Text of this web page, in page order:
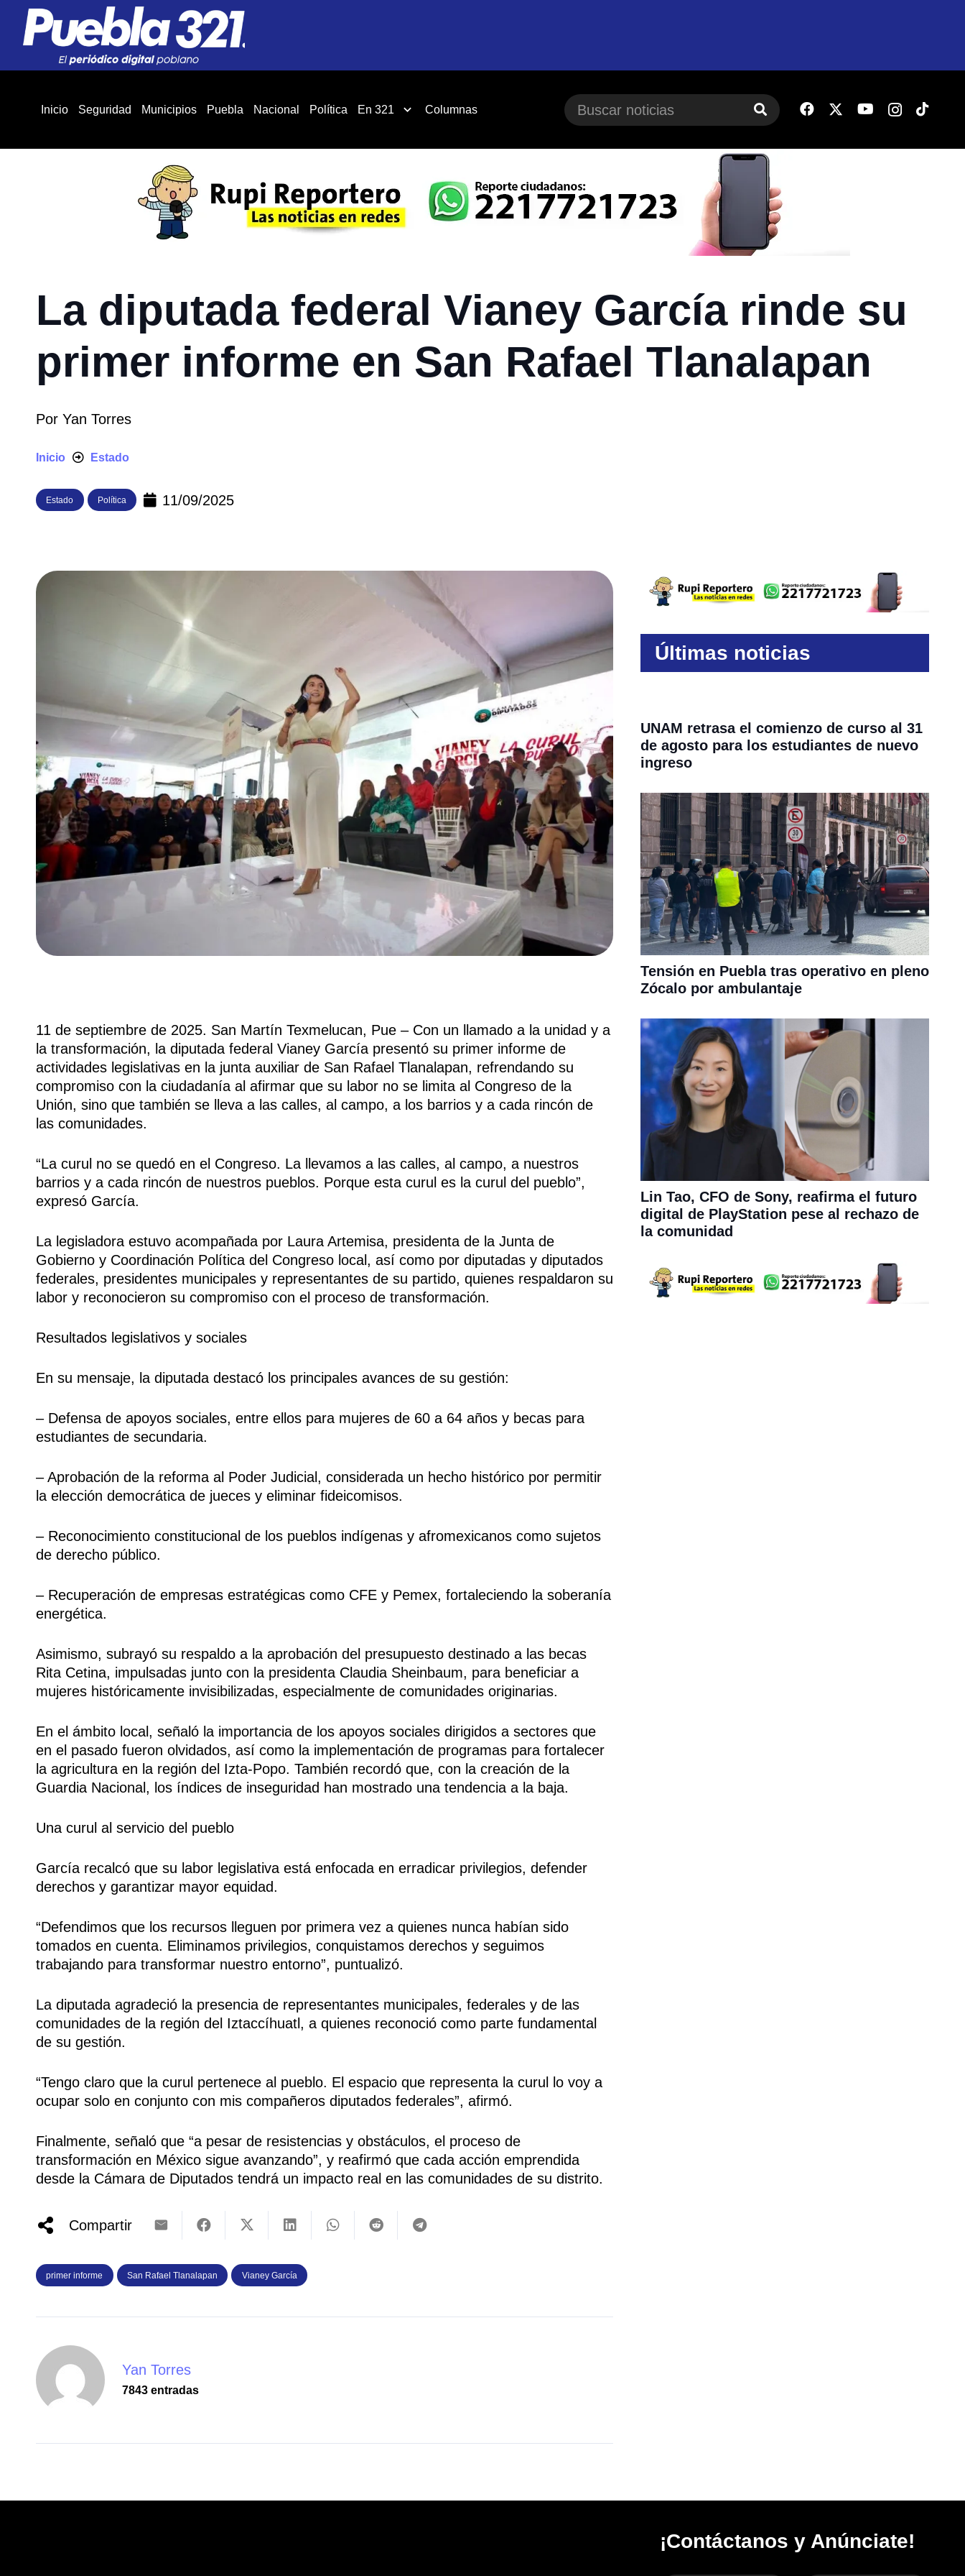
Inicio Seguridad Municipios Puebla Nacional Política En 321 Columnas
La diputada federal Vianey García rinde su
primer informe en San Rafael Tlanalapan
Por Yan Torres
Inicio Estado
Estado Política 11/09/2025
11 de septiembre de 2025. San Martín Texmelucan, Pue – Con un llamado a la unidad y a
la transformación, la diputada federal Vianey García presentó su primer informe de
actividades legislativas en la junta auxiliar de San Rafael Tlanalapan, refrendando su
compromiso con la ciudadanía al afirmar que su labor no se limita al Congreso de la
Unión, sino que también se lleva a las calles, al campo, a los barrios y a cada rincón de
las comunidades.
“La curul no se quedó en el Congreso. La llevamos a las calles, al campo, a nuestros
barrios y a cada rincón de nuestros pueblos. Porque esta curul es la curul del pueblo”,
expresó García.
La legisladora estuvo acompañada por Laura Artemisa, presidenta de la Junta de
Gobierno y Coordinación Política del Congreso local, así como por diputadas y diputados
federales, presidentes municipales y representantes de su partido, quienes respaldaron su
labor y reconocieron su compromiso con el proceso de transformación.
Resultados legislativos y sociales
En su mensaje, la diputada destacó los principales avances de su gestión:
– Defensa de apoyos sociales, entre ellos para mujeres de 60 a 64 años y becas para
estudiantes de secundaria.
– Aprobación de la reforma al Poder Judicial, considerada un hecho histórico por permitir
la elección democrática de jueces y eliminar fideicomisos.
– Reconocimiento constitucional de los pueblos indígenas y afromexicanos como sujetos
de derecho público.
– Recuperación de empresas estratégicas como CFE y Pemex, fortaleciendo la soberanía
energética.
Asimismo, subrayó su respaldo a la aprobación del presupuesto destinado a las becas
Rita Cetina, impulsadas junto con la presidenta Claudia Sheinbaum, para beneficiar a
mujeres históricamente invisibilizadas, especialmente de comunidades originarias.
En el ámbito local, señaló la importancia de los apoyos sociales dirigidos a sectores que
en el pasado fueron olvidados, así como la implementación de programas para fortalecer
la agricultura en la región del Izta-Popo. También recordó que, con la creación de la
Guardia Nacional, los índices de inseguridad han mostrado una tendencia a la baja.
Una curul al servicio del pueblo
García recalcó que su labor legislativa está enfocada en erradicar privilegios, defender
derechos y garantizar mayor equidad.
“Defendimos que los recursos lleguen por primera vez a quienes nunca habían sido
tomados en cuenta. Eliminamos privilegios, conquistamos derechos y seguimos
trabajando para transformar nuestro entorno”, puntualizó.
La diputada agradeció la presencia de representantes municipales, federales y de las
comunidades de la región del Iztaccíhuatl, a quienes reconoció como parte fundamental
de su gestión.
“Tengo claro que la curul pertenece al pueblo. El espacio que representa la curul lo voy a
ocupar solo en conjunto con mis compañeros diputados federales”, afirmó.
Finalmente, señaló que “a pesar de resistencias y obstáculos, el proceso de
transformación en México sigue avanzando”, y reafirmó que cada acción emprendida
desde la Cámara de Diputados tendrá un impacto real en las comunidades de su distrito.
Compartir
primer informe San Rafael Tlanalapan Vianey García
Yan Torres
7843 entradas
Últimas noticias
UNAM retrasa el comienzo de curso al 31
de agosto para los estudiantes de nuevo
ingreso
Tensión en Puebla tras operativo en pleno
Zócalo por ambulantaje
Lin Tao, CFO de Sony, reafirma el futuro
digital de PlayStation pese al rechazo de
la comunidad
¡Contáctanos y Anúnciate!